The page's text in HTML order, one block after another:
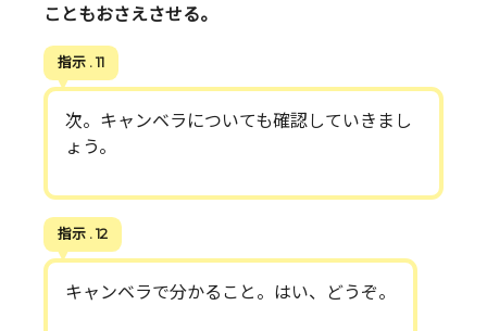
こともおさえさせる。
指示 . 11
次。キャンベラについても確認していきまし
ょう。
指示 . 12
キャンベラで分かること。はい、どうぞ。